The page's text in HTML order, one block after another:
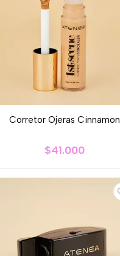
Corretor Ojeras Cinnamon
$41.000